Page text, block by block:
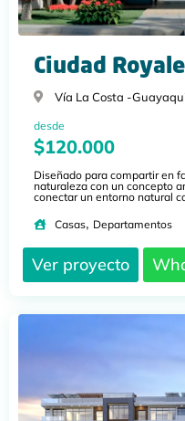
Ciudad Royale
Vía La Costa -
desde
$120.000
Diseñado para compartir en
naturaleza con un concepto
conectar un entorno natural
Casas, Departamentos
Ver proyecto